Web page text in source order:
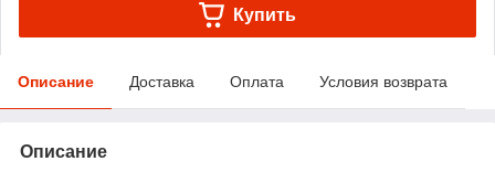
Купить
Описание Доставка Оплата Условия возврата
Описание